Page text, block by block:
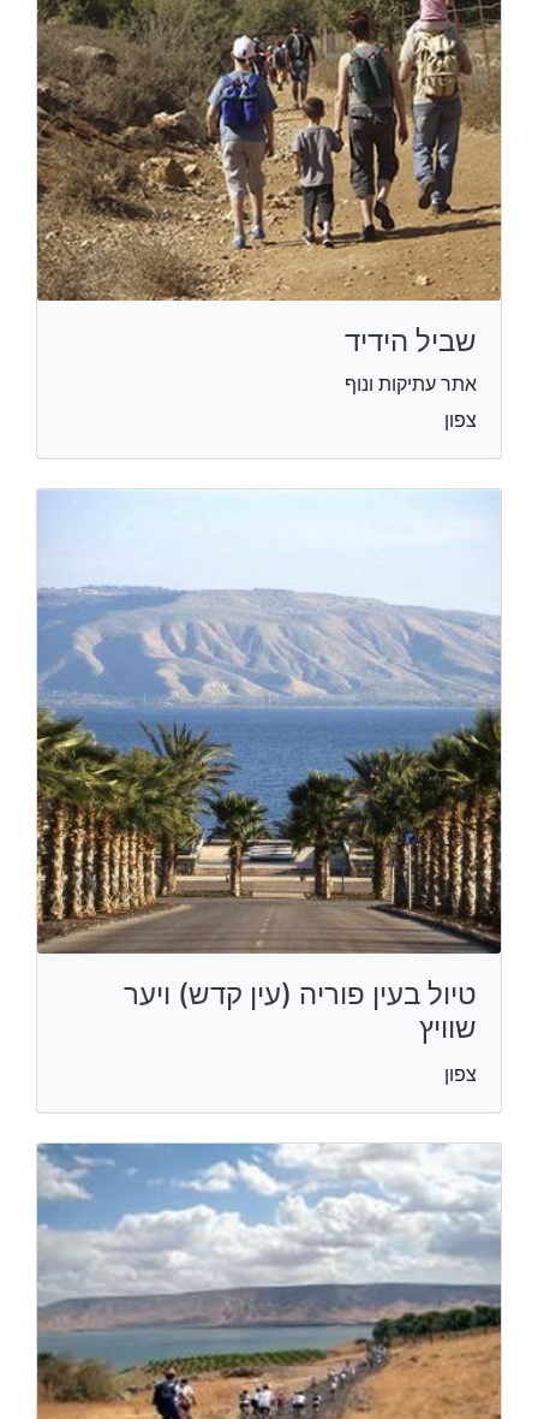
שביל הידיד
אתר עתיקות ונוף
צפון
טיול בעין פוריה (עין קדש) ויער
שוויץ
צפון